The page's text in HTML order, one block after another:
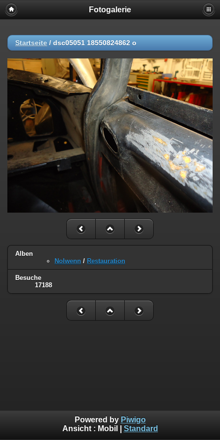
Fotogalerie
Startseite / dsc05051 18550824862 o
Alben
Nolwenn / Restauration
Besuche
17188
Powered by Piwigo
Ansicht : Mobil Standard